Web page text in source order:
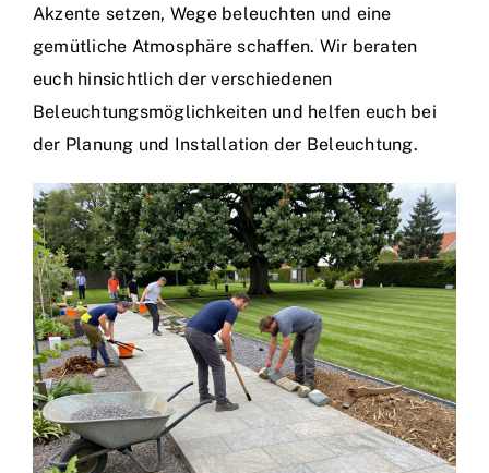
Akzente setzen, Wege beleuchten und eine
gemütliche Atmosphäre schaffen. Wir beraten
euch hinsichtlich der verschiedenen
Beleuchtungsmöglichkeiten und helfen euch bei
der Planung und Installation der Beleuchtung.